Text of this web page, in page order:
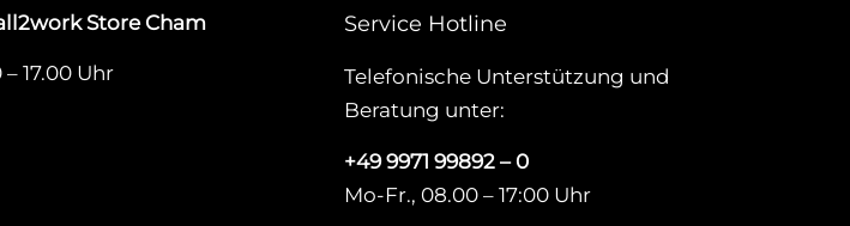
Store Cham
17.00 Uhr
Service Hotline
Telefonische Unterstützung und
Beratung unter:
+49 9971 99892 – 0
Mo-Fr., 08.00 – 17:00 Uhr